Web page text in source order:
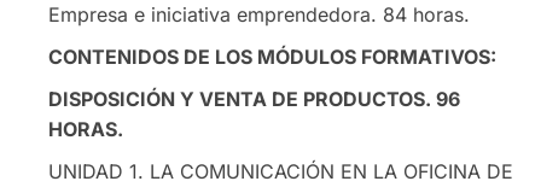
Empresa e iniciativa emprendedora. 84 horas.
CONTENIDOS DE LOS MÓDULOS FORMATIVOS:
DISPOSICIÓN Y VENTA DE PRODUCTOS. 96
HORAS.
UNIDAD 1. LA COMUNICACIÓN EN LA OFICINA DE